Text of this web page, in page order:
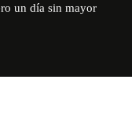
un día sin mayor